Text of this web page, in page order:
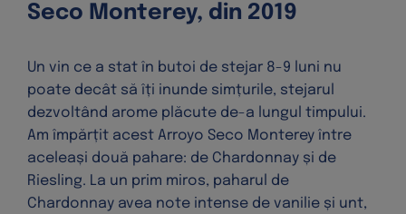
Seco Monterey, din 2019
Un vin ce a stat în butoi de stejar 8-9 luni nu
poate decât să îți inunde simțurile, stejarul
dezvoltând arome plăcute de-a lungul timpului.
Am împărțit acest Arroyo Seco Monterey între
aceleași două pahare: de Chardonnay și de
Riesling. La un prim miros, paharul de
Chardonnay avea note intense de vanilie și unt,